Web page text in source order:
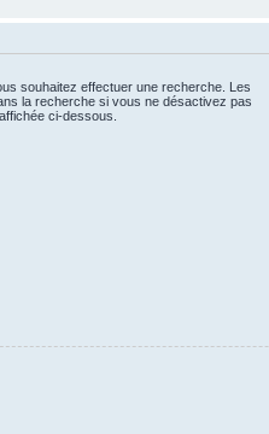
souhaitez effectuer une recherche. Les
la recherche si vous ne désactivez pas
ci-dessous.